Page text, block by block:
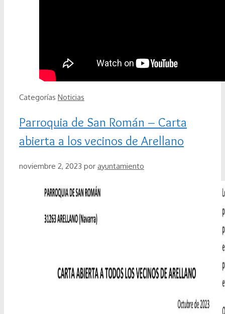
Categorías Noticias
Parroquia de San Román – Carta
abierta a los vecinos de Arellano
noviembre 2, 2023 por ayuntamiento